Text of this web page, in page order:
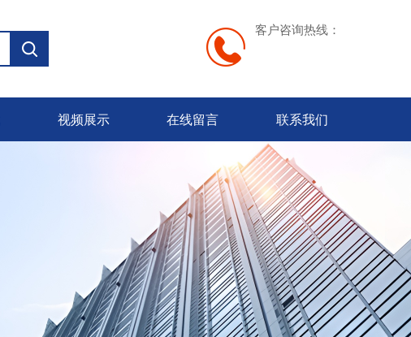
客户咨询热线：
视频展示 在线留言 联系我们